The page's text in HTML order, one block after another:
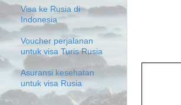
Visa ke Rusia di
Indonesia
Voucher perjalanan
untuk visa Turis Rusia
Asuransi kesehatan
untuk visa Rusia